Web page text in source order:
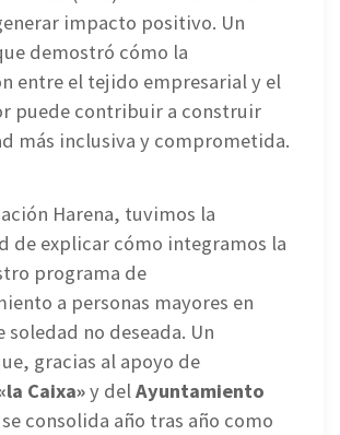
impacto positivo. Un
demostró cómo la
entre el tejido empresarial y el
puede contribuir a construir
más inclusiva y comprometida.
Harena, tuvimos la
de explicar cómo integramos la
programa de
a personas mayores en
no deseada. Un
gracias al apoyo de
Caixa»y del Ayuntamiento
consolida año tras año como